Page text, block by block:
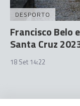
DESPORTO
Francisco Belo
Santa Cruz
18 Set 14:22